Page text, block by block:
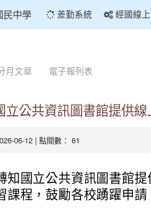
民中學 差勤系統 經國線
月文章 電子報列表
立公共資訊圖書館提供
06-12 | 點閱數： 61
知國立公共資訊圖書館
課程，鼓勵各校踴躍申請